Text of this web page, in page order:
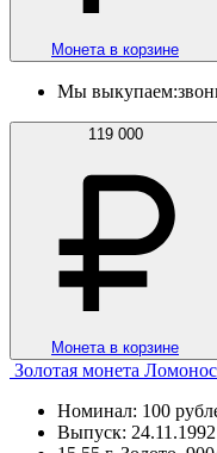
Монета в корзине
Мы выкупаем:
119 000
Монета в корзине
Золотая монета
Номинал: 100
Выпуск: 24.11.1992